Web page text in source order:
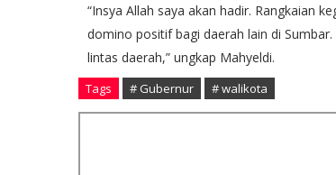
“Insya Allah saya akan hadir. Rangkaian
domino positif bagi daerah lain di
lintas daerah,” ungkap Mahyeldi.
Tags # Gubernur # walikota